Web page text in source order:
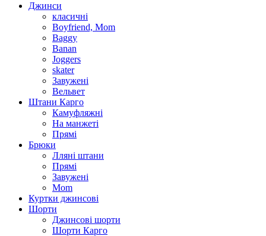
Джинси
класичні
Boyfriend, Mom
Baggy
Banan
Joggers
skater
Завужені
Вельвет
Штани Карго
Камуфляжні
На манжеті
Прямі
Брюки
Лляні штани
Прямі
Завужені
Mom
Куртки джинсові
Шорти
Джинсові шорти
Шорти Карго